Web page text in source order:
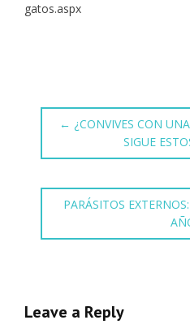
gatos.aspx
← ¿CONVIVES CON
SIGUE
PARÁSITOS
Leave a Reply